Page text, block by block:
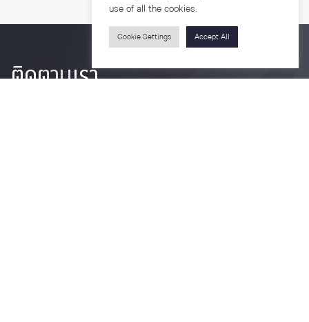
ติดตามเรา
use of all the cookies.
Cookie Settings Accept All